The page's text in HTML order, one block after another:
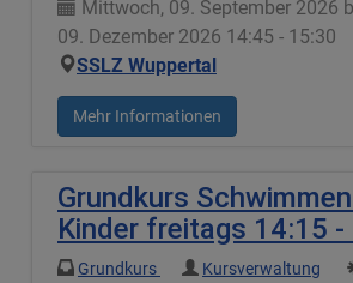
Mittwoch, 09. September 2026
09. Dezember 2026 14:45 - 15:30
SSLZ Wuppertal
Mehr Informationen
Grundkurs
Kinder freitags 14:15 -
Grundkurs Kursverwaltung